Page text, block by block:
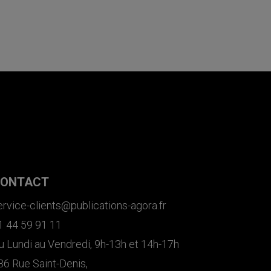
clients@publications-agora.fr
44 59 91 11
Lundi au Vendredi, 9h-13h et 14h-17h
Rue Saint-Denis,